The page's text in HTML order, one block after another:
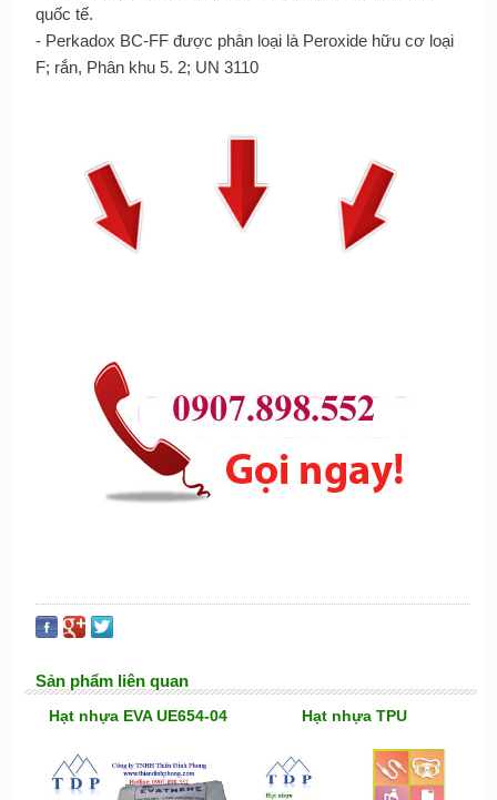
quốc tế.
- Perkadox BC-FF được phân loại là Peroxide hữu cơ loại
F; rắn, Phân khu 5. 2; UN 3110
Sản phẩm liên quan
Hạt nhựa EVA UE654-04 Hạt nhựa TPU